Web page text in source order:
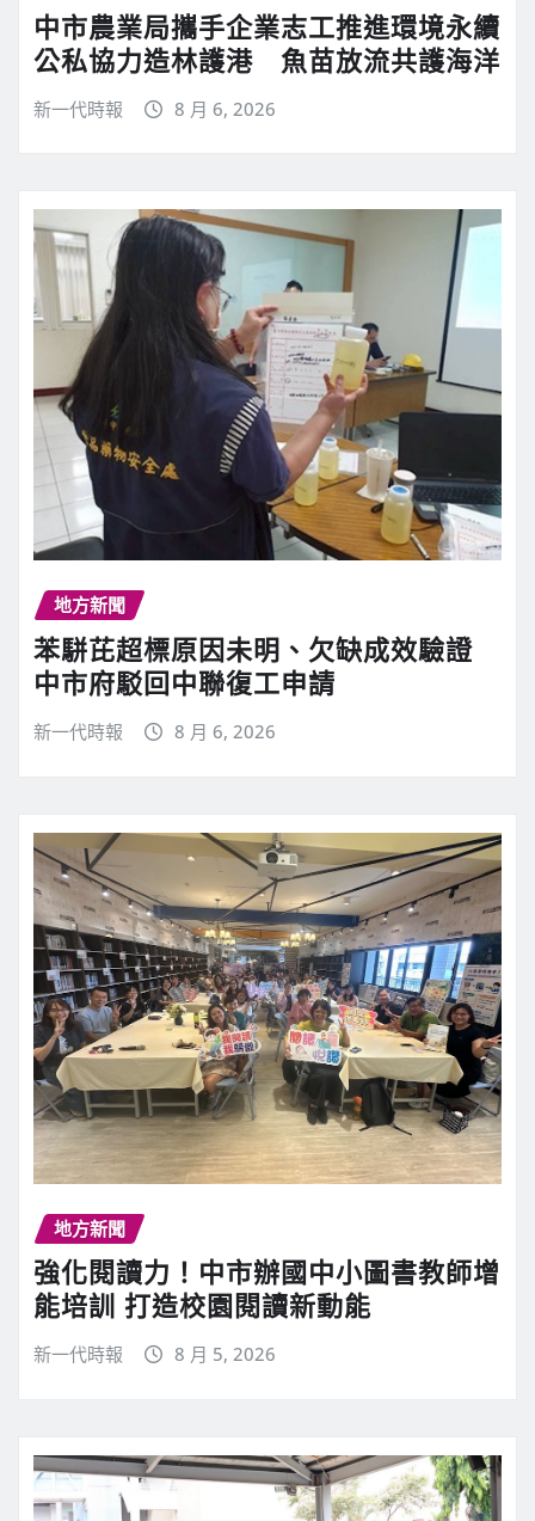
中市農業局攜手企業志工推進環境永續
公私協力造林護港 魚苗放流共護海洋
新一代時報 8 月 6, 2026
地方新聞
苯駢芘超標原因未明、欠缺成效驗證
中市府駁回中聯復工申請
新一代時報 8 月 6, 2026
地方新聞
強化閱讀力！中市辦國中小圖書教師增
能培訓 打造校園閱讀新動能
新一代時報 8 月 5, 2026